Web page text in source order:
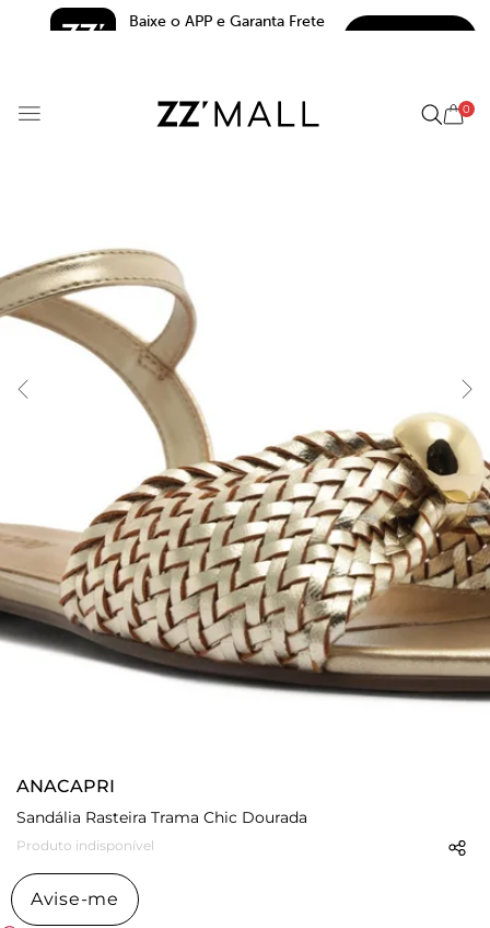
Baixe o APP e Garanta Frete
0
ANACAPRI
Sandália Rasteira Trama Chic Dourada
Produto indisponível
Avise-me